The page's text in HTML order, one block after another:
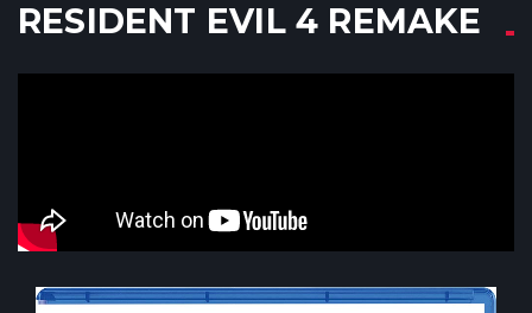
RESIDENT EVIL 4 REMAKE